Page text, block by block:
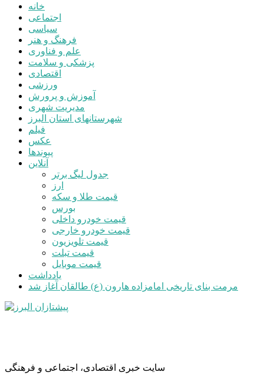
خانه
اجتماعی
سیاسی
فرهنگ و هنر
علم و فناوری
پزشکی و سلامت
اقتصادی
ورزشی
آموزش و پرورش
مدیریت شهری
شهرستانهای استان البرز
فیلم
عکس
پیوندها
آنلاین
جدول لیگ برتر
ارز
قیمت طلا و سکه
بورس
قیمت خودرو داخلی
قیمت خودرو خارجی
قیمت تلویزیون
قیمت تبلت
قیمت موبایل
یادداشت
مرمت بنای تاریخی امامزاده هارون (ع) طالقان آغاز شد
سایت خبری اقتصادی، اجتماعی و فرهنگی